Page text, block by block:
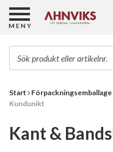
Start Förpackningsemballage
Kundunikt
Kant &
MENY